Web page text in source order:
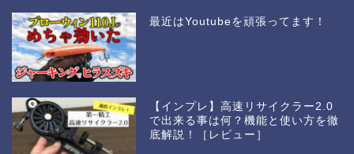
最近はYoutubeを頑張ってます！
【インプレ】高速リサイクラー2.0
で出来る事は何？機能と使い方を徹
底解説！［レビュー］